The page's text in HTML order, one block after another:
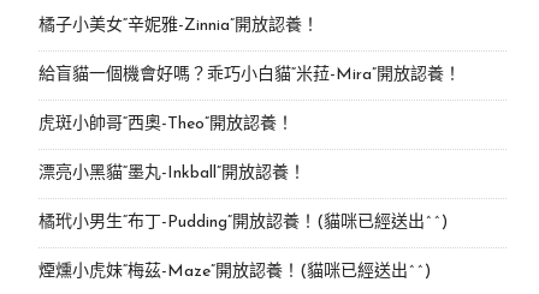
橘子小美女“辛妮雅-Zinnia”開放認養！
給盲貓一個機會好嗎？乖巧小白貓“米菈-Mira”開放認養！
虎斑小帥哥“西奧-Theo”開放認養！
漂亮小黑貓“墨丸-Inkball”開放認養！
橘玳小男生“布丁-Pudding”開放認養！(貓咪已經送出^^)
煙燻小虎妹“梅茲-Maze”開放認養！(貓咪已經送出^^)